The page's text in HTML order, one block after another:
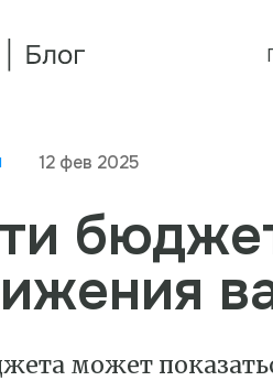
12 фев 2025
может